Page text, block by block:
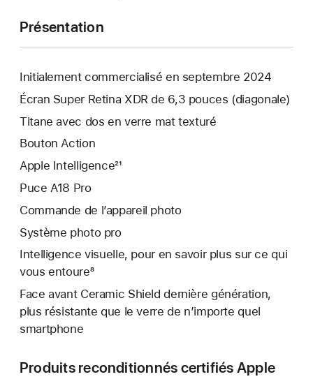
Présentation
Initialement commercialisé en septembre 2024
Écran Super Retina XDR de 6,3 pouces (diagonale)
Titane avec dos en verre mat texturé
Bouton Action
Apple Intelligence²¹
Puce A18 Pro
Commande de l’appareil photo
Système photo pro
Intelligence visuelle, pour en savoir plus sur ce qui
vous entoure⁸
Face avant Ceramic Shield dernière génération,
plus résistante que le verre de n’importe quel
smartphone
Produits reconditionnés certifiés Apple